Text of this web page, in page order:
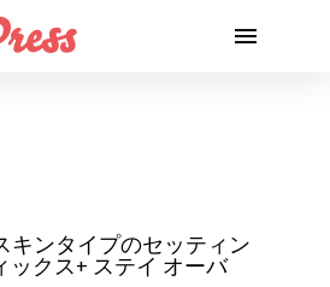
キンタイプのセッティン
ックス+ ステイ オーバ